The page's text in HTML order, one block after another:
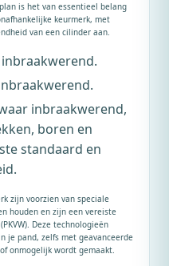
is het van essentieel belang
keurmerk, met
van een cilinder aan.
inbraakwerend,
boren en
standaard en
zijn voorzien van speciale
houden en zijn een vereiste
Deze technologieën
je pand, zelfs met geavanceerde
onmogelijk wordt gemaakt.